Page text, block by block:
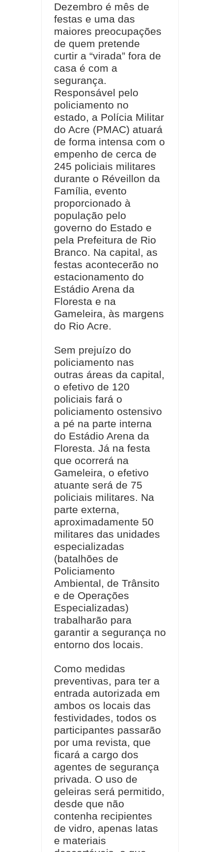
Dezembro é mês de
festas e uma das
maiores preocupações
de quem pretende
curtir a “virada” fora de
casa é com a
segurança.
Responsável pelo
policiamento no
estado, a Polícia Militar
do Acre (PMAC) atuará
de forma intensa com o
empenho de cerca de
245 policiais militares
durante o Réveillon da
Família, evento
proporcionado à
população pelo
governo do Estado e
pela Prefeitura de Rio
Branco. Na capital, as
festas acontecerão no
estacionamento do
Estádio Arena da
Floresta e na
Gameleira, às margens
do Rio Acre.
Sem prejuízo do
policiamento nas
outras áreas da capital,
o efetivo de 120
policiais fará o
policiamento ostensivo
a pé na parte interna
do Estádio Arena da
Floresta. Já na festa
que ocorrerá na
Gameleira, o efetivo
atuante será de 75
policiais militares. Na
parte externa,
aproximadamente 50
militares das unidades
especializadas
(batalhões de
Policiamento
Ambiental, de Trânsito
e de Operações
Especializadas)
trabalharão para
garantir a segurança no
entorno dos locais.
Como medidas
preventivas, para ter a
entrada autorizada em
ambos os locais das
festividades, todos os
participantes passarão
por uma revista, que
ficará a cargo dos
agentes de segurança
privada. O uso de
geleiras será permitido,
desde que não
contenha recipientes
de vidro, apenas latas
e materiais